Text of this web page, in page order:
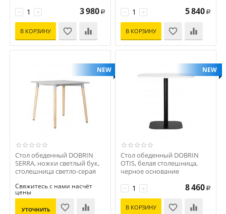
+
− 3 980 Р
В КОРЗИНУ
+
− 5 840 Р
В КОРЗИНУ
NEW
Стол обеденный DOBRIN
SERRA, ножки светлый бук,
столешница светло-серая
Свяжитесь с нами насчёт
цены
УТОЧНИТЬ
NEW
Стол обеденный DOBRIN
OTIS, белая столешница,
черное основание
+
− 8 460 Р
В КОРЗИНУ